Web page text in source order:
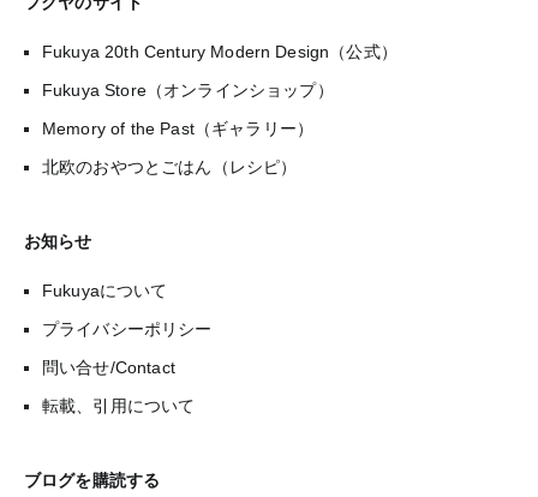
Fukuya 20th Century Modern Design（公式）
Fukuya Store（オンラインショップ）
Memory of the Past（ギャラリー）
北欧のおやつとごはん（レシピ）
お知らせ
Fukuyaについて
プライバシーポリシー
問い合せ/Contact
転載、引用について
ブログを購読する